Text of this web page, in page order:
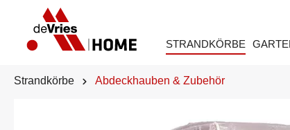
STRANDKÖRBE
Strandkörbe Abdeckhauben & Zubehör